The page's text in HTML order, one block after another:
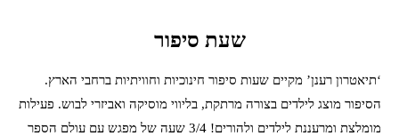
שעת סיפור
‘תיאטרון רענן’ מקיים שעות סיפור חינוכיות וחוויתיות ברחבי הארץ.
הסיפור מוצג לילדים בצורה מרתקת, בליווי מוסיקה ואביזרי לבוש. פעילות
מומלצת ומרעננת לילדים ולהורים! 3/4 שעה של מפגש עם עולם הספר